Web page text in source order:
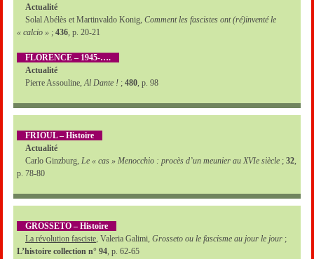
Actualité
Solal Abélès et Martinvaldo Konig, Comment les fascistes ont (ré)inventé le
« calcio » ; 436 , p. 20-21
FLORENCE – 1945-….
Actualité
Pierre Assouline, Al Dante ! ; 480 , p. 98
FRIOUL – Histoire
Actualité
Carlo Ginzburg, Le « cas » Menocchio : procès d’un meunier au XVIe siècle ; 32
p. 78-80
GROSSETO – Histoire
La révolution fasciste , Valeria Galimi, Grosseto ou le fascisme au jour le jour ;
L’histoire collection n° 94 , p. 62-65